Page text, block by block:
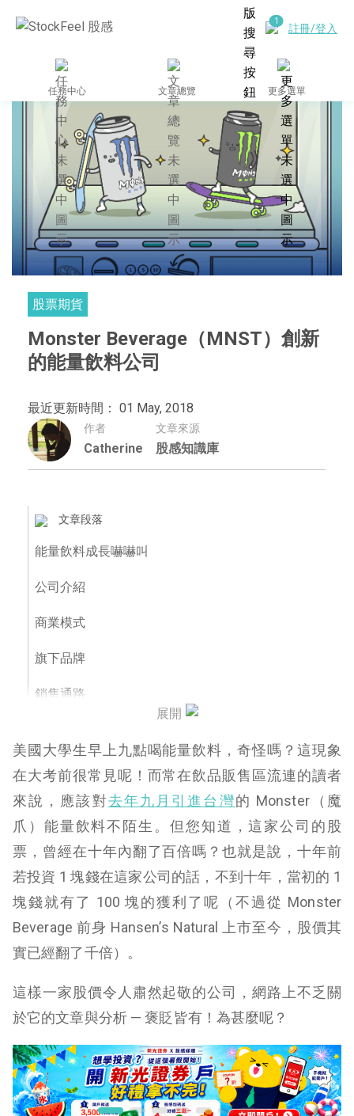
註冊/登入
任務中心 文章總覽 更多選單
股票期貨
Monster Beverage（MNST）創新
的能量飲料公司
最近更新時間： 01 May, 2018
作者
Catherine
文章來源
股感知識庫
文章段落
能量飲料成長嚇嚇叫
公司介紹
商業模式
旗下品牌
銷售通路
展開
美國大學生早上九點喝能量飲料，奇怪嗎？這現象
在大考前很常見呢！而常在飲品販售區流連的讀者
來說，應該對去年九月引進台灣的 Monster（ 魔
爪）能量飲料不陌生。但您知道，這家公司的股
票，曾經在十年內翻了百倍嗎？也就是說，十年前
若投資 1 塊錢在這家公司的話，不到十年，當初的 1
塊錢就有了 100 塊的獲利了呢（不過從 Monster
Beverage 前身 Hansen’s Natural 上市至今，股價其
實已經翻了千倍）。
這樣一家股價令人肅然起敬的公司，網路上不乏關
於它的文章與分析 — 褒貶皆有！為甚麼呢？